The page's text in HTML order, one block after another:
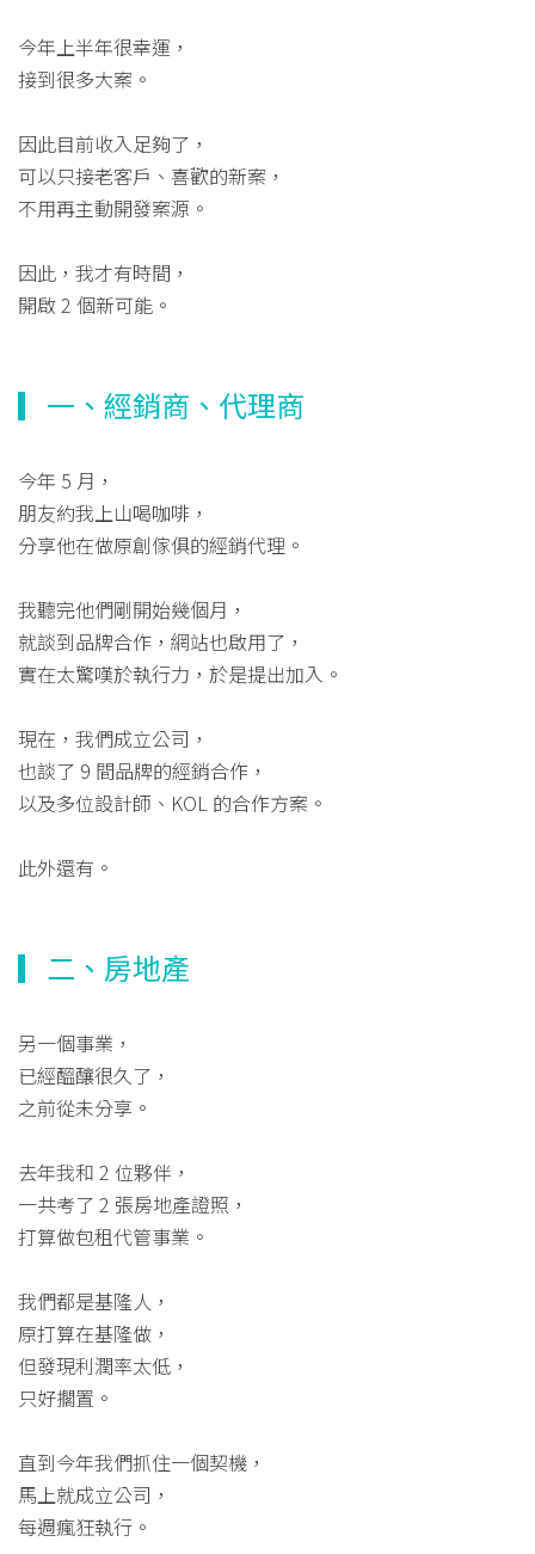
今年上半年很幸運，
接到很多大案。
因此目前收入足夠了，
可以只接老客戶、喜歡的新案，
不用再主動開發案源。
因此，我才有時間，
開啟 2 個新可能。
▎一、經銷商、代理商
今年 5 月，
朋友約我上山喝咖啡，
分享他在做原創傢俱的經銷代理。
我聽完他們剛開始幾個月，
就談到品牌合作，網站也啟用了，
實在太驚嘆於執行力，於是提出加入。
現在，我們成立公司，
也談了 9 間品牌的經銷合作，
以及多位設計師、KOL 的合作方案。
此外還有。
▎二、房地產
另一個事業，
已經醞釀很久了，
之前從未分享。
去年我和 2 位夥伴，
一共考了 2 張房地產證照，
打算做包租代管事業。
我們都是基隆人，
原打算在基隆做，
但發現利潤率太低，
只好擱置。
直到今年我們抓住一個契機，
馬上就成立公司，
每週瘋狂執行。